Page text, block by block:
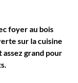
foyer au bois
sur la cuisine
grand pour